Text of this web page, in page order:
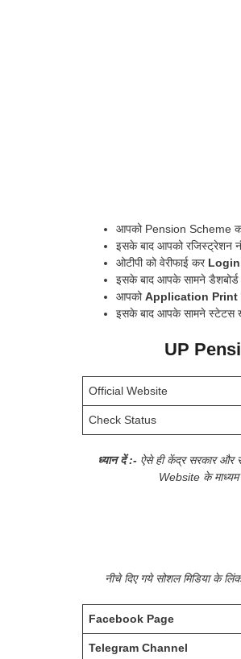
आपको Pension Scheme
इसके बाद आपको रजिस्ट्रेशन
ओटीपी को वेरीफाई कर Login
इसके बाद आपके सामने
आपकोApplication Print
इसके बाद आपके सामने स्टेटस
UP
Official Website
Check Status
ध्यान दें :-ऐसे ही केंद्र सरकार और
Website के
नीचे दिए गये सोशल मिडिया के
Facebook Page
Telegram Channel